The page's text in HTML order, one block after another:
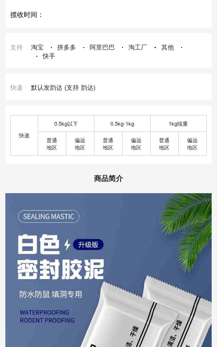
揽收时间：
支持 淘宝 拼多多 阿里巴巴 淘工厂
其他
快手
快递 默认发韵达 (支持 韵达)
快递
0.5kg以下 0.5kg-1kg 1kg续重
普通
地区
偏远
地区
普通
地区
偏远
地区
普通
地区
偏远
地区
商品简介